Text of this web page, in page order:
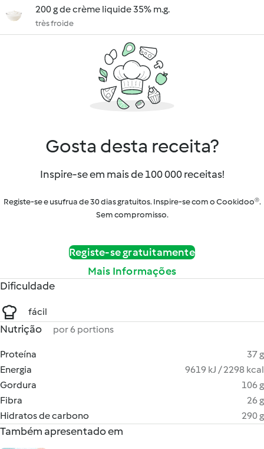
200 g de crème liquide 35% m.g.
très froide
Gosta desta receita?
Inspire-se em mais de 100 000 receitas!
Registe-se e usufrua de 30 dias gratuitos. Inspire-se com o Cookidoo®.
Sem compromisso.
Registe-se gratuitamente
Mais Informações
Dificuldade
fácil
Nutrição por 6 portions
Proteína
37 g
Energia
9619 kJ / 2298 kcal
Gordura
106 g
Fibra
26 g
Hidratos de carbono
290 g
Também apresentado em